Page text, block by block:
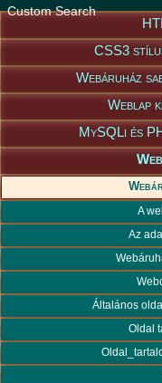
Custom Search
CSS3
Webáruház
Weblap
MySQLi és
A
Az
Általános
Oldal